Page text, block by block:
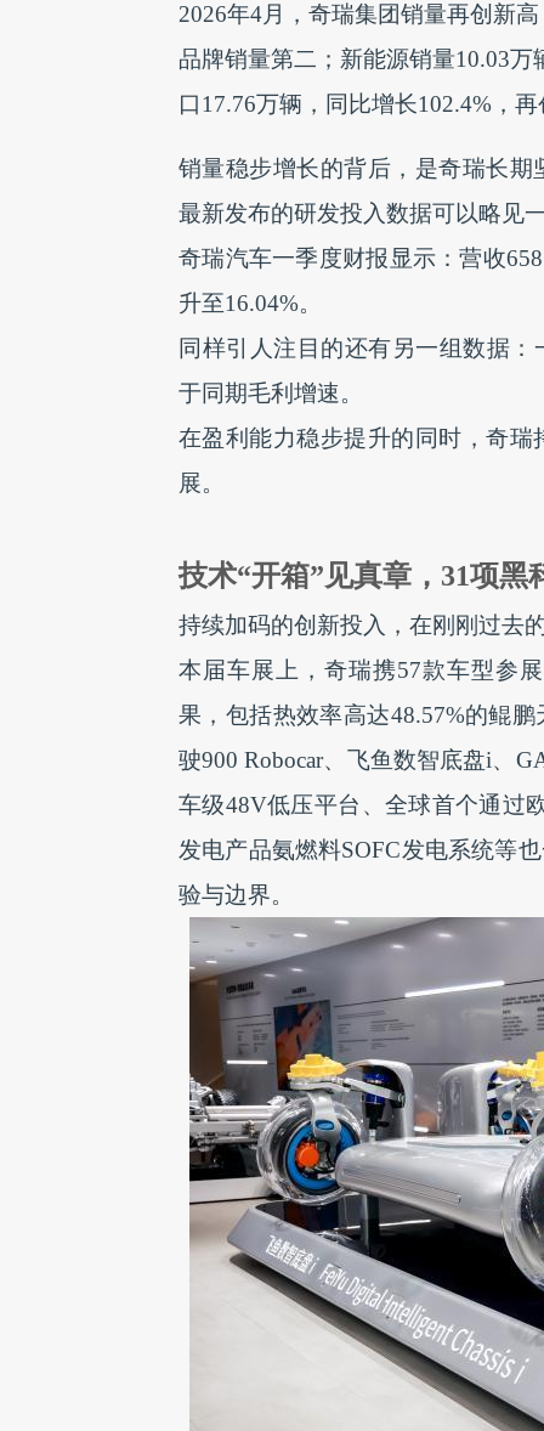
2026年4月，奇瑞集团销量再创新
品牌销量第二；新能源销量10.03
口17.76万辆，同比增长102.4%，
销量稳步增长的背后，是奇瑞长
最新发布的研发投入数据可以略见
奇瑞汽车一季度财报显示：营收
升至16.04%。
同样引人注目的还有另一组数据
于同期毛利增速。
在盈利能力稳步提升的同时，奇
展。
技术“开箱”见真章，31项黑
持续加码的创新投入，在刚刚过去
本届车展上，奇瑞携57款车型参
果，包括热效率高达48.57%的鲲
驶900 Robocar、飞鱼数智底盘i、
车级48V低压平台、全球首个通过
发电产品氨燃料SOFC发电系统等
验与边界。